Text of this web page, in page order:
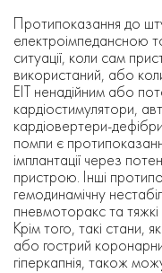
Протипоказання до
електроімпедансною
ситуації, коли сам
використаний, або
ЕІТ ненадійним або
кардіостимулятори,
кардіовертери-
помпи є
імплантації через
пристрою. Інші
гемодинамічну
пневмоторакс та
Крім того, такі стани,
або гострий
гіперкапнія, також